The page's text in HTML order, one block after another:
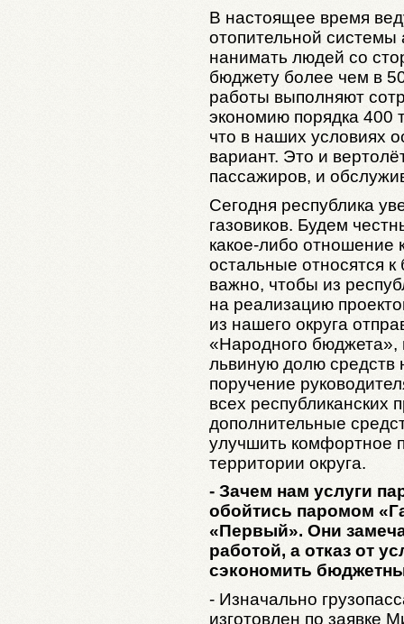
В настоящее время
отопительной
нанимать людей со
бюджету более чем в
работы выполняют
экономию порядка 400
что в наших условиях
вариант. Это и
пассажиров, и
Сегодня республика
газовиков. Будем
какое-либо отношение
остальные относятся
важно, чтобы из
на реализацию
из нашего округа
«Народного бюджета»,
львиную долю
поручение
всех республиканских
дополнительные
улучшить комфортное
территории округа.
- Зачем нам услуги
обойтись паромом
«Первый». Они
работой, а отказ от
сэкономить
- Изначально
изготовлен по заявке